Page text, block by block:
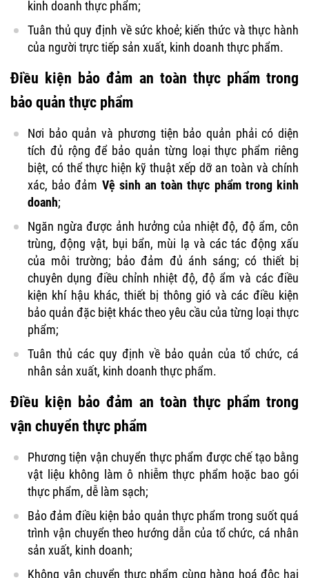
kinh doanh thực phẩm;
Tuân thủ quy định về sức khoẻ; kiến thức và thực hành
của người trực tiếp sản xuất, kinh doanh thực phẩm.
Điều kiện bảo đảm an toàn thực phẩm trong
bảo quản thực phẩm
Nơi bảo quản và phương tiện bảo quản phải có diện
tích đủ rộng để bảo quản từng loại thực phẩm riêng
biệt, có thể thực hiện kỹ thuật xếp dỡ an toàn và chính
xác, bảo đảm Vệ sinh an toàn thực phẩm trong kinh
doanh;
Ngăn ngừa được ảnh hưởng của nhiệt độ, độ ẩm, côn
trùng, động vật, bụi bẩn, mùi lạ và các tác động xấu
của môi trường; bảo đảm đủ ánh sáng; có thiết bị
chuyên dụng điều chỉnh nhiệt độ, độ ẩm và các điều
kiện khí hậu khác, thiết bị thông gió và các điều kiện
bảo quản đặc biệt khác theo yêu cầu của từng loại thực
phẩm;
Tuân thủ các quy định về bảo quản của tổ chức, cá
nhân sản xuất, kinh doanh thực phẩm.
Điều kiện bảo đảm an toàn thực phẩm trong
vận chuyển thực phẩm
Phương tiện vận chuyển thực phẩm được chế tạo bằng
vật liệu không làm ô nhiễm thực phẩm hoặc bao gói
thực phẩm, dễ làm sạch;
Bảo đảm điều kiện bảo quản thực phẩm trong suốt quá
trình vận chuyển theo hướng dẫn của tổ chức, cá nhân
sản xuất, kinh doanh;
Không vận chuyển thực phẩm cùng hàng hoá độc hại